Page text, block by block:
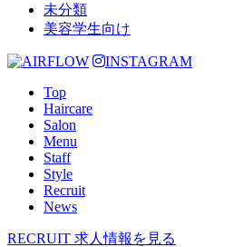
未分類
美容学生向け
INSTAGRAM
Top
Haircare
Salon
Menu
Staff
Style
Recruit
News
RECRUIT 求人情報を見る